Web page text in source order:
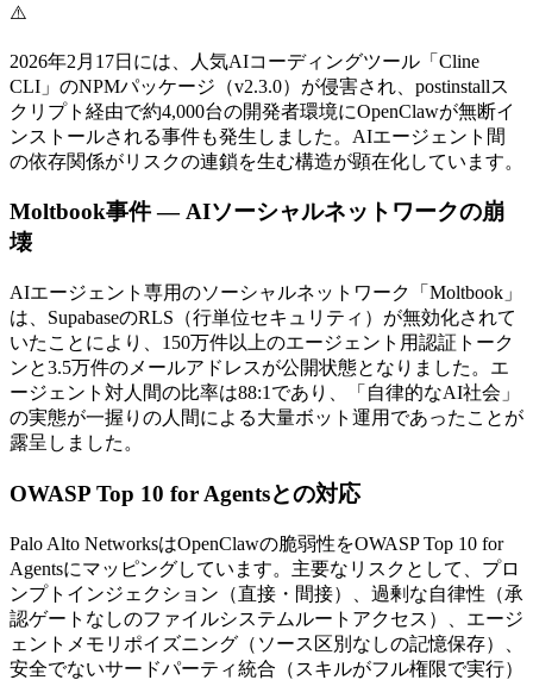
⚠️
2026年2月17日には、人気AIコーディングツール「Cline
CLI」のNPMパッケージ（v2.3.0）が侵害され、postinstallス
クリプト経由で約4,000台の開発者環境にOpenClawが無断イ
ンストールされる事件も発生しました。AIエージェント間
の依存関係がリスクの連鎖を生む構造が顕在化しています。
Moltbook事件 — AIソーシャルネットワークの崩
壊
AIエージェント専用のソーシャルネットワーク「Moltbook」
は、SupabaseのRLS（行単位セキュリティ）が無効化されて
いたことにより、150万件以上のエージェント用認証トーク
ンと3.5万件のメールアドレスが公開状態となりました。エ
ージェント対人間の比率は88:1であり、「自律的なAI社会」
の実態が一握りの人間による大量ボット運用であったことが
露呈しました。
OWASP Top 10 for Agentsとの対応
Palo Alto NetworksはOpenClawの脆弱性をOWASP Top 10 for
Agentsにマッピングしています。主要なリスクとして、プロ
ンプトインジェクション（直接・間接）、過剰な自律性（承
認ゲートなしのファイルシステムルートアクセス）、エージ
ェントメモリポイズニング（ソース区別なしの記憶保存）、
安全でないサードパーティ統合（スキルがフル権限で実行）